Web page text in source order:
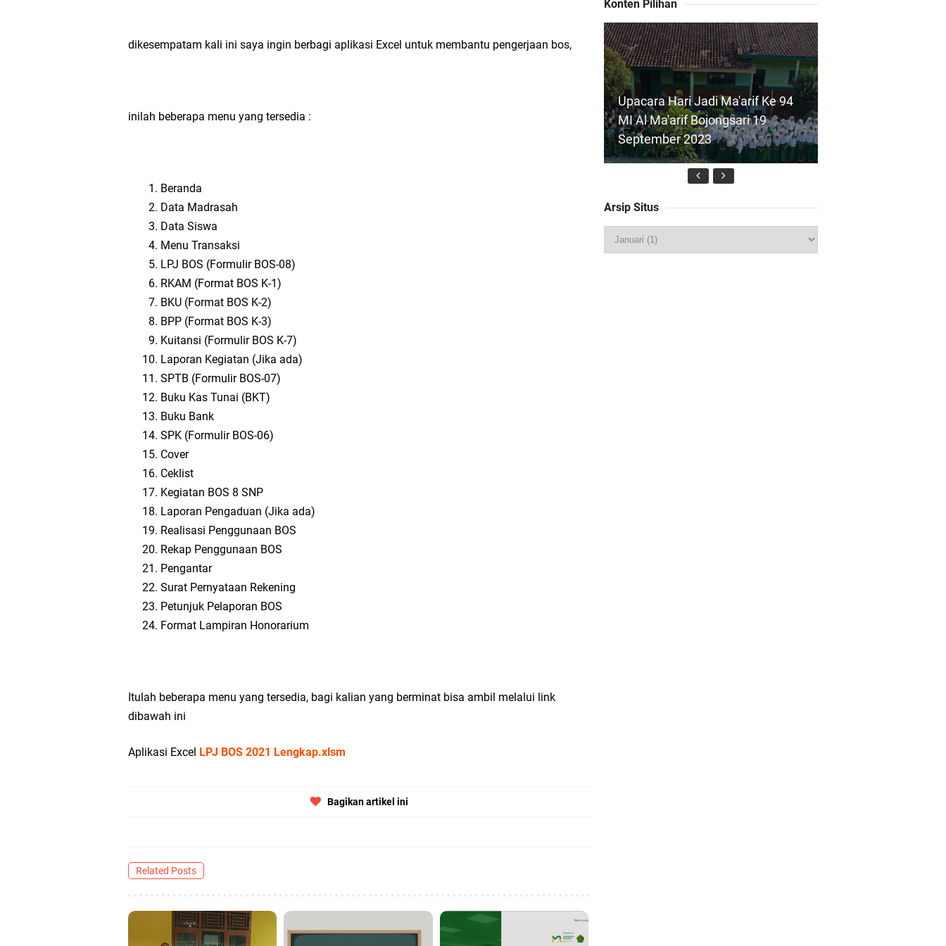
dikesempatam kali ini saya ingin berbagi aplikasi Excel untuk membantu pengerjaan bos,
inilah beberapa menu yang tersedia :
Beranda
Data Madrasah
Data Siswa
Menu Transaksi
LPJ BOS (Formulir BOS-08)
RKAM (Format BOS K-1)
BKU (Format BOS K-2)
BPP (Format BOS K-3)
Kuitansi (Formulir BOS K-7)
Laporan Kegiatan (Jika ada)
SPTB (Formulir BOS-07)
Buku Kas Tunai (BKT)
Buku Bank
SPK (Formulir BOS-06)
Cover
Ceklist
Kegiatan BOS 8 SNP
Laporan Pengaduan (Jika ada)
Realisasi Penggunaan BOS
Rekap Penggunaan BOS
Pengantar
Surat Pernyataan Rekening
Petunjuk Pelaporan BOS
Format Lampiran Honorarium
Itulah beberapa menu yang tersedia, bagi kalian yang berminat bisa ambil melalui link
dibawah ini
Aplikasi Excel LPJ BOS 2021 Lengkap.xlsm
Bagikan artikel ini
Related Posts
Konten Pilihan
Upacara Hari Jadi Ma'arif Ke 94
MI Al Ma'arif Bojongsari 19
September 2023
Arsip Situs